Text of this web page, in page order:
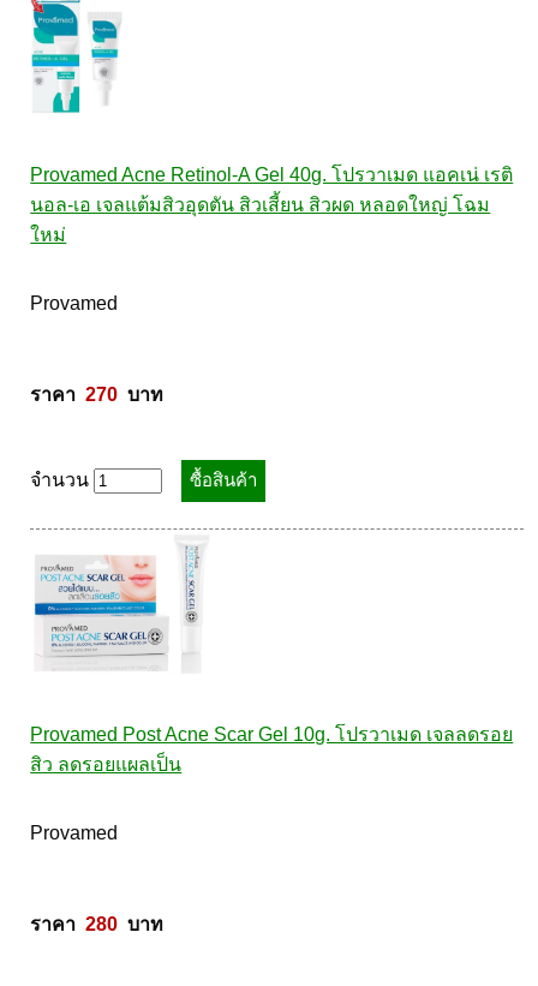
Provamed Acne Retinol-A Gel 40g. โปรวาเมด แอคเน่ เรติ
นอล-เอ เจลแต้มสิวอุดตัน สิวเสี้ยน สิวผด หลอดใหญ่ โฉม
ใหม่
Provamed
ราคา 270
  บาท
จำนวน
Provamed Post Acne Scar Gel 10g. โปรวาเมด เจลลดรอย
สิว ลดรอยแผลเป็น
Provamed
ราคา 280
  บาท